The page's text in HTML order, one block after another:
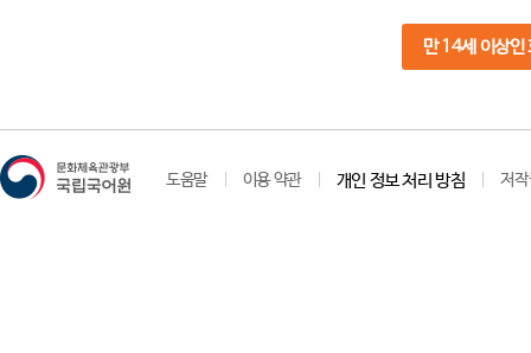
만 14세 이상인
도움말 이용 약관 개인 정보 처리 방침 저